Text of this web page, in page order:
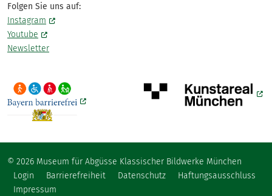
Folgen Sie uns auf:
Instagram
Youtube
Newsletter
© 2026 Museum für Abgüsse Klassischer Bildwerke München
Fußzeile
Login Barrierefreiheit Datenschutz
Haftungsausschluss
Impressum